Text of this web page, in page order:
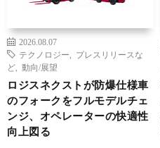
2026.08.07
テクノロジー
プレスリリースな
ど
動向/展望
ロジスネクストが防爆仕様車
のフォークをフルモデルチェ
ンジ、オペレーターの快適性
向上図る